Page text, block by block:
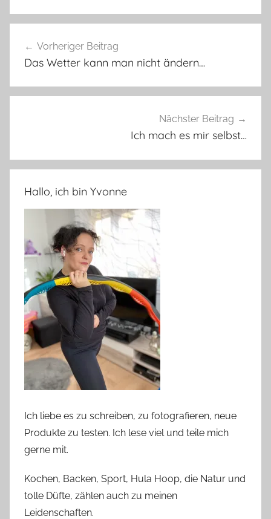
Vorheriger Beitrag
Das Wetter kann man nicht ändern…
Nächster Beitrag
Ich mach es mir selbst…
Hallo, ich bin Yvonne
Ich liebe es zu schreiben, zu fotografieren, neue
Produkte zu testen. Ich lese viel und teile mich
gerne mit.
Kochen, Backen, Sport, Hula Hoop, die Natur und
tolle Düfte, zählen auch zu meinen
Leidenschaften.